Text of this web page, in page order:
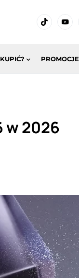
PROMOCJE
w 2026